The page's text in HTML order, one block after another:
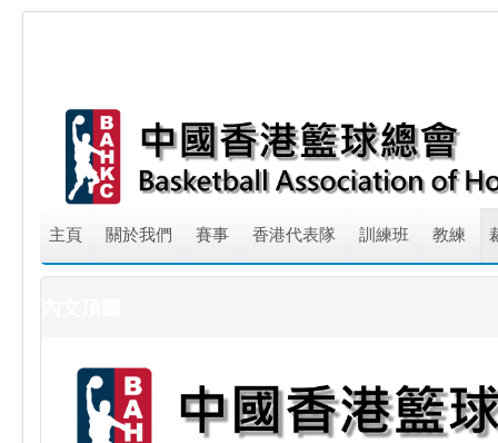
主頁 關於我們 賽事 香港代表隊 訓練班 教練